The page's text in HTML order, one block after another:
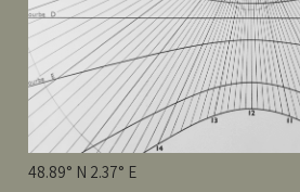
48.89° N 2.37° E